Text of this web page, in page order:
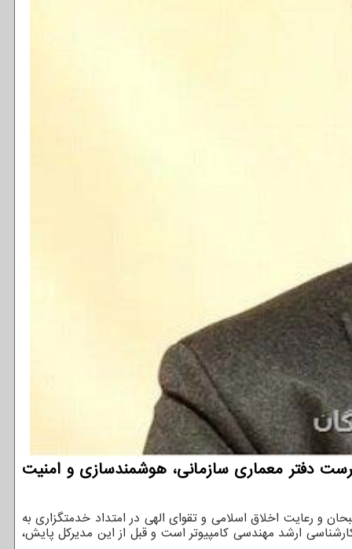
دفتر معماری سازمانی، هوشمندسازی و امنیت
و رعایت اخلاق اسلامی و تقوای الهی در امتداد خدمتگزاری به
ارشد مهندسی کامپیوتر است و قبل از این مدیرکل پایش،